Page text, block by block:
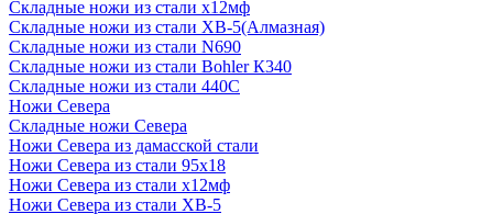
Складные ножи из стали х12мф
Складные ножи из стали ХВ-5(Алмазная)
Складные ножи из стали N690
Складные ножи из стали Bohler К340
Складные ножи из стали 440С
Ножи Севера
Складные ножи Севера
Ножи Севера из дамасской стали
Ножи Севера из стали 95х18
Ножи Севера из стали х12мф
Ножи Севера из стали ХВ-5